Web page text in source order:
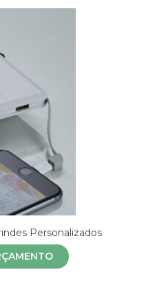
Personalizados